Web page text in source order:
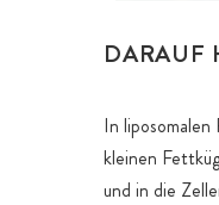
DARAUF
In
kleinen
und in die